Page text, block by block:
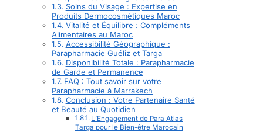
Soins du Visage : Expertise en
Produits Dermocosmétiques Maroc
Vitalité et Équilibre : Compléments
Alimentaires au Maroc
Accessibilité Géographique :
Parapharmacie Guéliz et Targa
Disponibilité Totale : Parapharmacie
de Garde et Permanence
FAQ : Tout savoir sur votre
Parapharmacie à Marrakech
Conclusion : Votre Partenaire Santé
et Beauté au Quotidien
L’Engagement de Para Atlas
Targa pour le Bien-être Marocain